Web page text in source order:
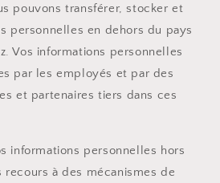
pouvons transférer, stocker et
personnelles en dehors du pays
Vos informations personnelles
par les employés et par des
et partenaires tiers dans ces
informations personnelles hors
recours à des mécanismes de